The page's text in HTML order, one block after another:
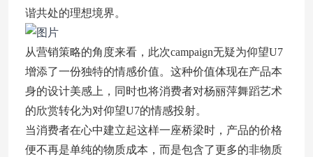
谐共处的理想境界。
从营销策略的角度来看，此次campaign无疑为仰望U7
增添了一份独特的情感价值。这种价值体现在产品本
身的设计美感上，同时也将消费者对杨丽萍舞蹈艺术
的欣赏转化为对仰望U7的情感投射。
当消费者在心中建立起这样一座桥梁时，产品的价格
便不再是单纯的物质成本，而是包含了更多的非物质